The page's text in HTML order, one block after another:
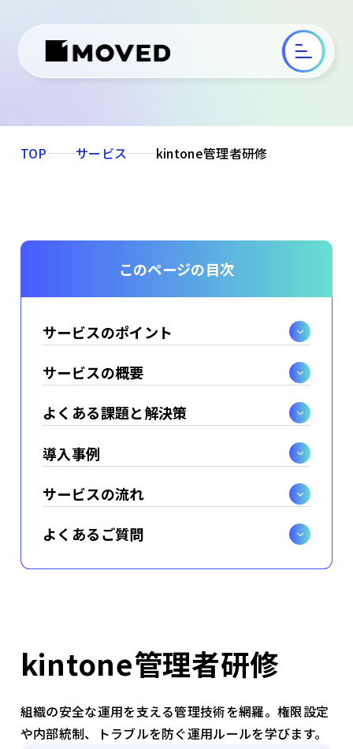
TOP サービス kintone管理者研修
このページの目次
サービスのポイント
サービスの概要
よくある課題と解決策
導入事例
サービスの流れ
よくあるご質問
kintone管理者研修
組織の安全な運用を支える管理技術を網羅。権限設定
や内部統制、トラブルを防ぐ運用ルールを学びます。